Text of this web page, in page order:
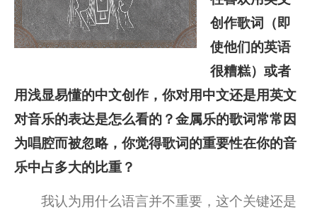
创作歌词（即
使他们的英语
很糟糕）或者
用浅显易懂的中文创作，你对用中文还是用英文
对音乐的表达是怎么看的？金属乐的歌词常常因
为唱腔而被忽略，你觉得歌词的重要性在你的音
乐中占多大的比重？
我认为用什么语言并不重要，这个关键还是